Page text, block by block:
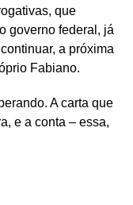
que
governo federal, já
a próxima
Fabiano.
A carta que
e a conta – essa,